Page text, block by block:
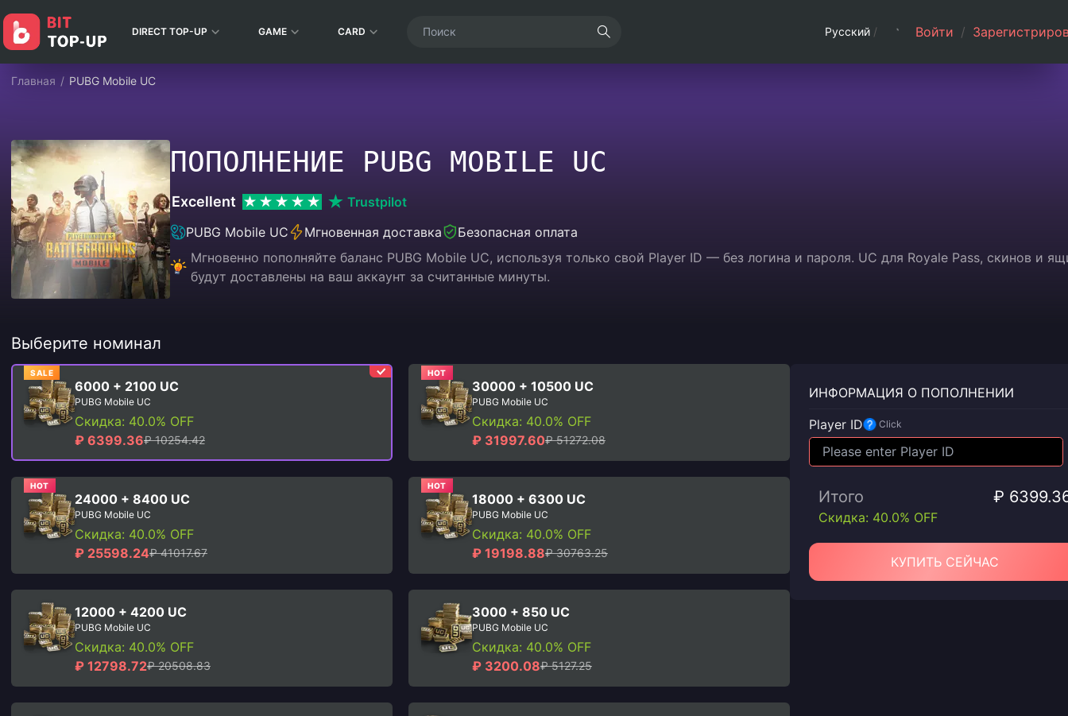
DIRECT TOP-UP GAME CARD Русский / Войти /
Главная / PUBG Mobile UC
ПОПОЛНЕНИЕ PUBG MOBILE UC
Excellent
Trustpilot
PUBG Mobile UC
Мгновенная доставка
Безопасная оплата
Мгновенно пополняйте баланс PUBG Mobile UC, используя только свой Player ID — без логина и пароля. UC для Royale Pass, скинов и
будут доставлены на ваш аккаунт за считанные минуты.
Выберите номинал
SALE
6000 + 2100 UC
PUBG Mobile UC
Скидка: 40.0% OFF
₽ 6399.36₽ 10254.42
HOT
30000 + 10500 UC
PUBG Mobile UC
Скидка: 40.0% OFF
₽ 31997.60₽ 51272.08
HOT
24000 + 8400 UC
PUBG Mobile UC
Скидка: 40.0% OFF
₽ 25598.24₽ 41017.67
HOT
18000 + 6300 UC
PUBG Mobile UC
Скидка: 40.0% OFF
₽ 19198.88₽ 30763.25
12000 + 4200 UC
PUBG Mobile UC
Скидка: 40.0% OFF
₽ 12798.72₽ 20508.83
3000 + 850 UC
PUBG Mobile UC
Скидка: 40.0% OFF
₽ 3200.08₽ 5127.25
ИНФОРМАЦИЯ О ПОПОЛНЕНИИ
Player ID
Click
Итого ₽
Скидка: 40.0% OFF
КУПИТЬ СЕЙЧАС